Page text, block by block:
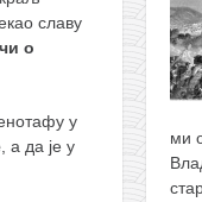
славу
о
у
, а да је у
ми